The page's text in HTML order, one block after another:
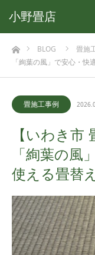
小野畳店
ホームBLOG 畳施
「絢葉の風」で安心・快
畳施工事例
【いわき市
「絢葉の風
使える畳替